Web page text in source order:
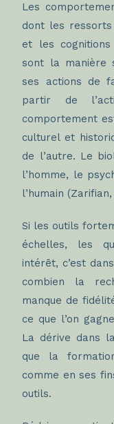
Les
dont les
et les
sont la manière
ses actions de
partir de
comportement
culturel et
de l’autre. Le
l’homme, le
l’humain
Si les outils
échelles, les
intérêt, c’est
combien la
manque de
ce que l’on
La dérive dans
que la
comme en ses
outils.